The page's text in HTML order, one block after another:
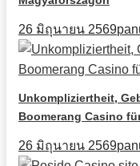
26 มิถุนายน 2569
Unkompliziertheit,
Boomerang Casino
26 มิถุนายน 2569